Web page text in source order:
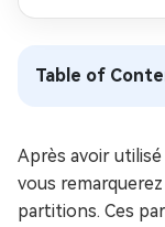
Table of
Après avoir
vous
partitions. Ces